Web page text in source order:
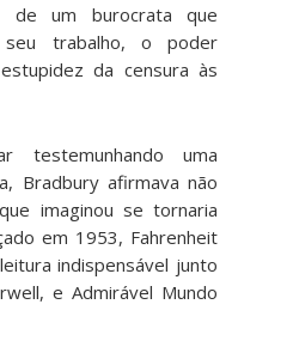
de um burocrata que
trabalho, o poder
da censura às
testemunhando uma
Bradbury afirmava não
imaginou se tornaria
em 1953, Fahrenheit
indispensável junto
e Admirável Mundo